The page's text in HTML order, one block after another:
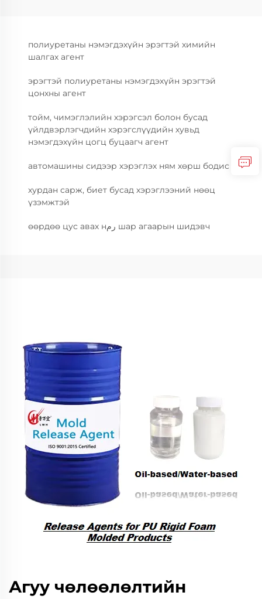
полиуретаны нэмэгдэхүйн эрэгтэй химийн
шалгах агент
эрэгтэй полиуретаны нэмэгдэхүйн эрэгтэй
цонхны агент
тойм, чимэглэлийн хэрэгсэл болон бусад
үйлдвэрлэгчдийн хэрэгслүүдийн хувьд
нэмэгдэхүйн цогц буцаагч агент
автомашины сидээр хэрэглэх ням хөрш бодис
хурдан сарж, биет бусад хэрэглээний нөөц
үзэмжтэй
өөрдөө цус авах нرم шар агаарын шидэвч
Агуу чөлөөлөлтийн